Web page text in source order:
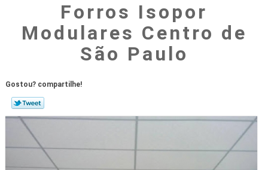
Forros Isopor
Modulares Centro de
São Paulo
Gostou? compartilhe!